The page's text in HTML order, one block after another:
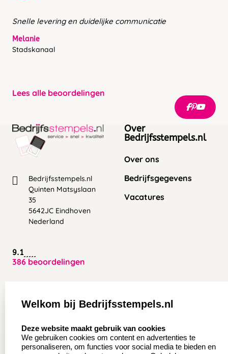
Snelle levering en duidelijke communicatie
Melanie
Stadskanaal
Lees alle beoordelingen
Bedrijfsstempels.nl
Quinten Matsyslaan
35
5642JC Eindhoven
Nederland
9.1
386 beoordelingen
Over
Bedrijfsstempels.nl
Over ons
Bedrijfsgegevens
Vacatures
Wederverkoper
worden
Veel gestelde vragen
Retourneren
Welkom bij Bedrijfsstempels.nl
Deze website maakt gebruik van cookies
We gebruiken cookies om content en advertenties te
personaliseren, om functies voor social media te bieden en